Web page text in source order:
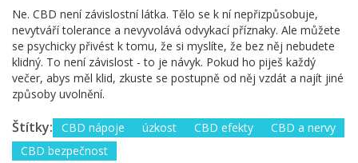
Ne. CBD není závislostní látka. Tělo se k ní nepřizpůsobuje,
nevytváří tolerance a nevyvolává odvykací příznaky. Ale můžete
se psychicky přivést k tomu, že si myslíte, že bez něj nebudete
klidný. To není závislost - to je návyk. Pokud ho piješ každý
večer, abys měl klid, zkuste se postupně od něj vzdát a najít jiné
způsoby uvolnění.
Štítky: CBD nápoje úzkost CBD efekty
CBD a nervy
CBD bezpečnost